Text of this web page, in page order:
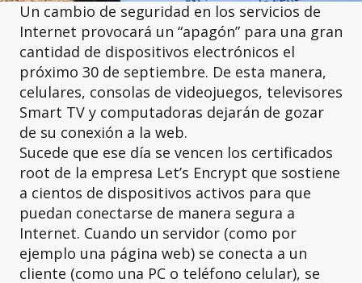
Un cambio de seguridad en los servicios de
Internet provocará un “apagón” para una gran
cantidad de dispositivos electrónicos el
próximo 30 de septiembre. De esta manera,
celulares, consolas de videojuegos, televisores
Smart TV y computadoras dejarán de gozar
de su conexión a la web.
Sucede que ese día se vencen los certificados
root de la empresa Let’s Encrypt que sostiene
a cientos de dispositivos activos para que
puedan conectarse de manera segura a
Internet. Cuando un servidor (como por
ejemplo una página web) se conecta a un
cliente (como una PC o teléfono celular), se